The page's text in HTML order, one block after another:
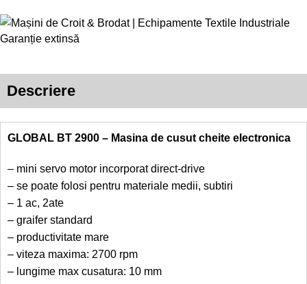
Garanție extinsă
Descriere
GLOBAL BT 2900 – Masina de cusut cheite electronica
– mini servo motor incorporat direct-drive
– se poate folosi pentru materiale medii, subtiri
– 1 ac, 2ate
– graifer standard
– productivitate mare
– viteza maxima: 2700 rpm
– lungime max cusatura: 10 mm